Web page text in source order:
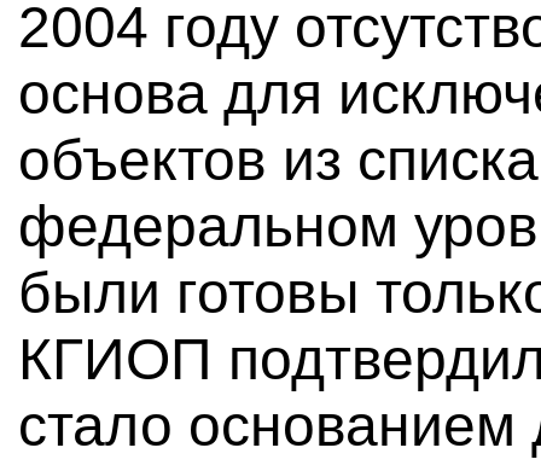
2004 году
основа для
объектов из
федеральном
были готовы
КГИОП
стало